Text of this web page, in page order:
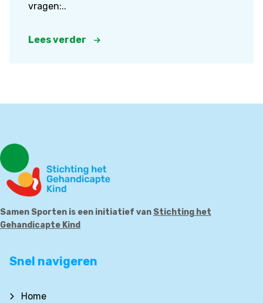
vragen:..
Lees verder
Samen Sporten is een initiatief van Stichting het
Gehandicapte Kind
Snel navigeren
Home